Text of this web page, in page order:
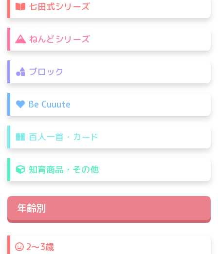
七田式シリーズ
ねんどシリーズ
ブロック
Be Cuuute
百人一首・カード
知育商品・その他
年齢別
2〜3歳